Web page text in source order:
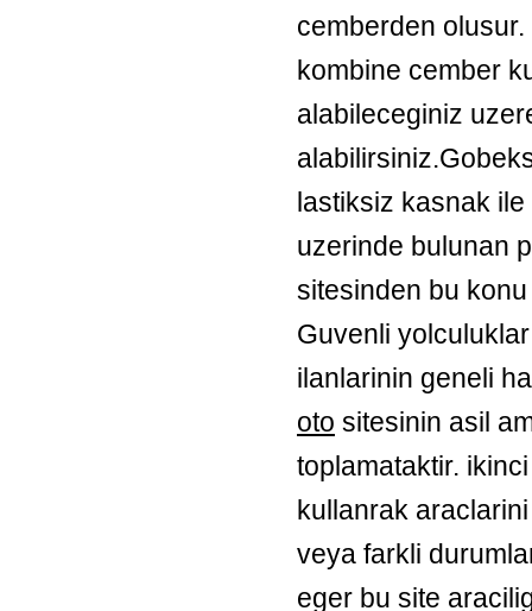
cemberden
kombine cember
alabileceginiz
lastiksiz kasnak
uzerinde bulunan
sitesinden bu
Guvenli
ilanlarinin geneli
oto sitesinin asil
toplamataktir.
kullanrak
veya farkli
eger bu site